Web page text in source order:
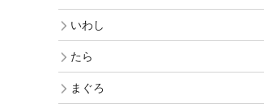
いわし
たら
まぐろ